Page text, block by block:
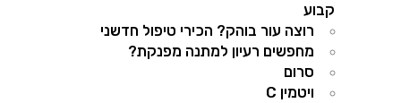
קבוע
רוצה עור בוהק? הכירי טיפול חדשני
מחפשים רעיון למתנה מפנקת?
סרום
ויטמין C